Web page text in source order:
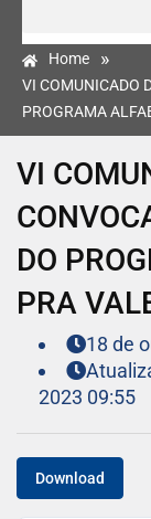
Home »
VI COMUNICADO
PROGRAMA
VI
DO
PRA
18 de
2023 09:55
Download